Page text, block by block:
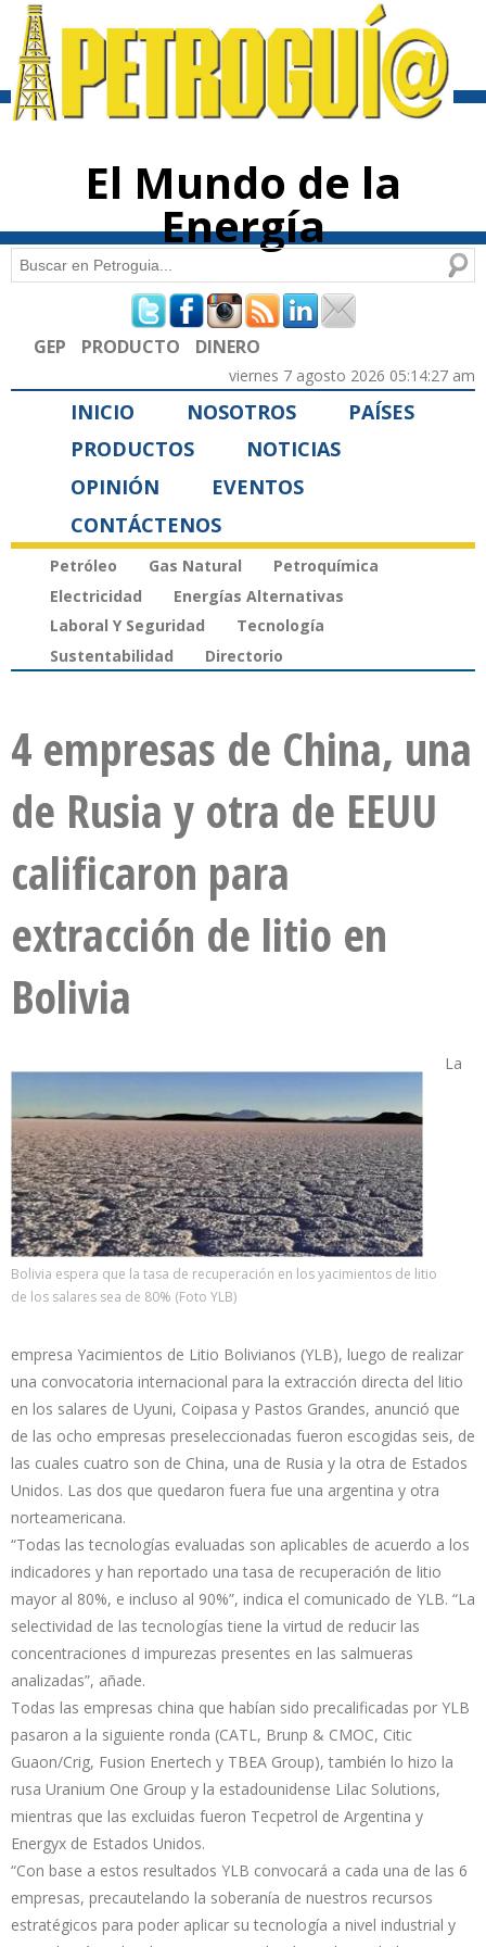
contenido
El Mundo de la
Energía
Formulario de búsqueda
Buscar
GEP PRODUCTO DINERO
viernes 7 agosto 2026 05:14:27 am
INICIO NOSOTROS
PAÍSES
PRODUCTOS
NOTICIAS
OPINIÓN
EVENTOS
CONTÁCTENOS
Petróleo Gas Natural
Petroquímica
Electricidad
Energías Alternativas
Laboral Y Seguridad
Tecnología
Sustentabilidad
Directorio
4 empresas de China, una
de Rusia y otra de EEUU
calificaron para
extracción de litio en
Bolivia
Bolivia espera que la tasa de recuperación en los yacimientos de litio
de los salares sea de 80% (Foto YLB)
La
empresa Yacimientos de Litio Bolivianos (YLB), luego de realizar
una convocatoria internacional para la extracción directa del litio
en los salares de Uyuni, Coipasa y Pastos Grandes, anunció que
de las ocho empresas preseleccionadas fueron escogidas seis, de
las cuales cuatro son de China, una de Rusia y la otra de Estados
Unidos. Las dos que quedaron fuera fue una argentina y otra
norteamericana.
“Todas las tecnologías evaluadas son aplicables de acuerdo a los
indicadores y han reportado una tasa de recuperación de litio
mayor al 80%, e incluso al 90%”, indica el comunicado de YLB. “La
selectividad de las tecnologías tiene la virtud de reducir las
concentraciones d impurezas presentes en las salmueras
analizadas”, añade.
Todas las empresas china que habían sido precalificadas por YLB
pasaron a la siguiente ronda (CATL, Brunp & CMOC, Citic
Guaon/Crig, Fusion Enertech y TBEA Group), también lo hizo la
rusa Uranium One Group y la estadounidense Lilac Solutions,
mientras que las excluidas fueron Tecpetrol de Argentina y
Energyx de Estados Unidos.
“Con base a estos resultados YLB convocará a cada una de las 6
empresas, precautelando la soberanía de nuestros recursos
estratégicos para poder aplicar su tecnología a nivel industrial y